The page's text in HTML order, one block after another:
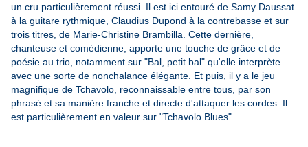
un cru particulièrement réussi. Il est ici entouré de Samy Daussat
à la guitare rythmique, Claudius Dupond à la contrebasse et sur
trois titres, de Marie-Christine Brambilla. Cette dernière,
chanteuse et comédienne, apporte une touche de grâce et de
poésie au trio, notamment sur "Bal, petit bal" qu'elle interprète
avec une sorte de nonchalance élégante. Et puis, il y a le jeu
magnifique de Tchavolo, reconnaissable entre tous, par son
phrasé et sa manière franche et directe d'attaquer les cordes. Il
est particulièrement en valeur sur "Tchavolo Blues".